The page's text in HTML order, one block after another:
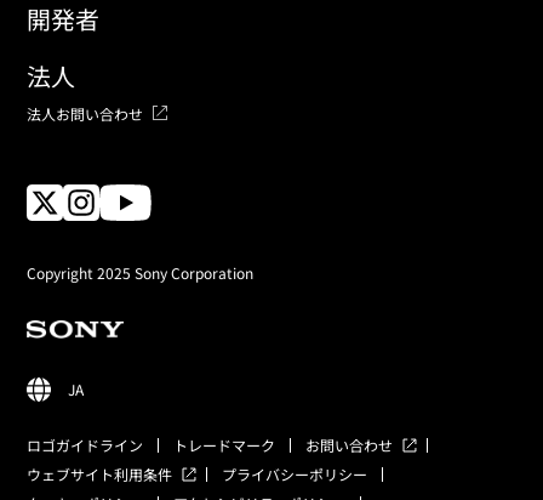
開発者
法人
法人お問い合わせ
Copyright 2025 Sony Corporation
JA
ロゴガイドライン トレードマーク
お問い合わせ
ウェブサイト利用条件
プライバシーポリシー